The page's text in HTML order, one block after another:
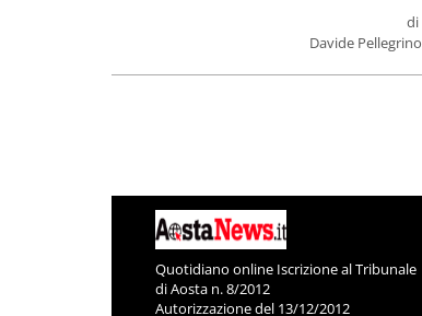
di
Davide Pellegrino
Quotidiano online Iscrizione al Tribunale
di Aosta n. 8/2012
Autorizzazione del 13/12/2012